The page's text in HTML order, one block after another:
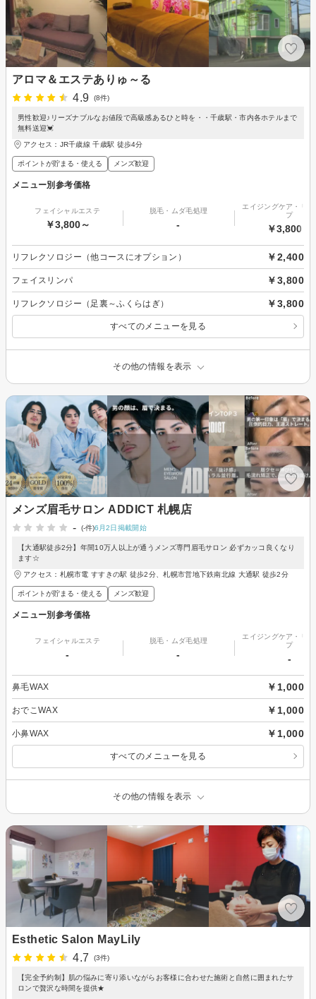
アロマ＆エステありゅ～る
4.9
(8件)
男性歓迎♪リーズナブルなお値段で高級感あるひと時を・・千歳駅・市内各ホテルまで
無料送迎💓
アクセス：JR千歳線 千歳駅 徒歩4分
ポイントが貯まる・使える メンズ歓迎
メニュー別参考価格
フェイシャルエステ
￥3,800～
脱毛・ムダ毛処理
-
エイジングケア・リ
プ
￥3,800～
リフレクソロジー（他コースにオプション） ￥2,400
フェイスリンパ ￥3,800
リフレクソロジー（足裏～ふくらはぎ） ￥3,800
すべてのメニューを見る
その他の情報を表示
メンズ眉毛サロン ADDICT 札幌店
-
(-件)6月2日掲載開始
【大通駅徒歩2分】年間10万人以上が通うメンズ専門眉毛サロン 必ずカッコ良くなり
ます☆
アクセス：札幌市電 すすきの駅 徒歩2分、札幌市営地下鉄南北線 大通駅 徒歩2分
ポイントが貯まる・使える メンズ歓迎
メニュー別参考価格
フェイシャルエステ
-
脱毛・ムダ毛処理
-
エイジングケア・リ
プ
-
鼻毛WAX ￥1,000
おでこWAX ￥1,000
小鼻WAX ￥1,000
すべてのメニューを見る
その他の情報を表示
Esthetic Salon MayLily
4.7
(3件)
【完全予約制】肌の悩みに寄り添いながらお客様に合わせた施術と自然に囲まれたサ
ロンで贅沢な時間を提供★